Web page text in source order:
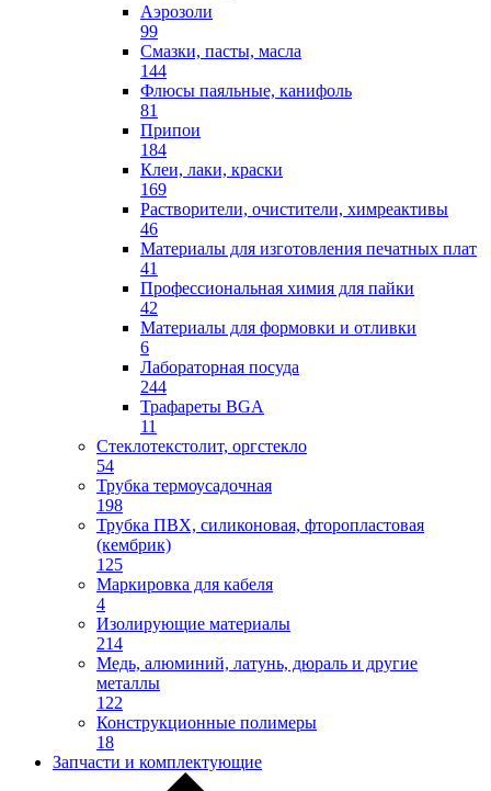
Аэрозоли
99
Смазки, пасты, масла
144
Флюсы паяльные, канифоль
81
Припои
184
Клеи, лаки, краски
169
Растворители, очистители, химреактивы
46
Материалы для изготовления печатных плат
41
Профессиональная химия для пайки
42
Материалы для формовки и отливки
6
Лабораторная посуда
244
Трафареты BGA
11
Стеклотекстолит, оргстекло
54
Трубка термоусадочная
198
Трубка ПВХ, силиконовая, фторопластовая
(кембрик)
125
Маркировка для кабеля
4
Изолирующие материалы
214
Медь, алюминий, латунь, дюраль и другие
металлы
122
Конструкционные полимеры
18
Запчасти и комплектующие